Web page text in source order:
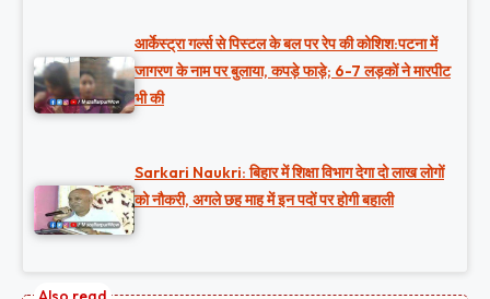
आर्केस्ट्रा गर्ल्स से पिस्टल के बल पर रेप की कोशिश:पटना में
जागरण के नाम पर बुलाया, कपड़े फाड़े; 6-7 लड़कों ने मारपीट
भी की
Sarkari Naukri: बिहार में शिक्षा विभाग देगा दो लाख लोगों
को नौकरी, अगले छह माह में इन पदों पर होगी बहाली